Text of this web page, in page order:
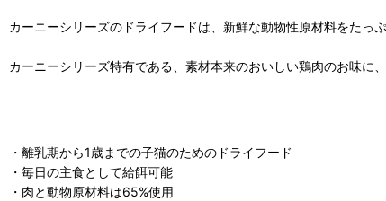
カーニーシリーズのドライフードは、新鮮な動物性原材料をたっ
カーニーシリーズ特有である、素材本来のおいしい鶏肉のお味に
・離乳期から1歳までの子猫のためのドライフード
・毎日の主食として給餌可能
・肉と動物原材料は65%使用